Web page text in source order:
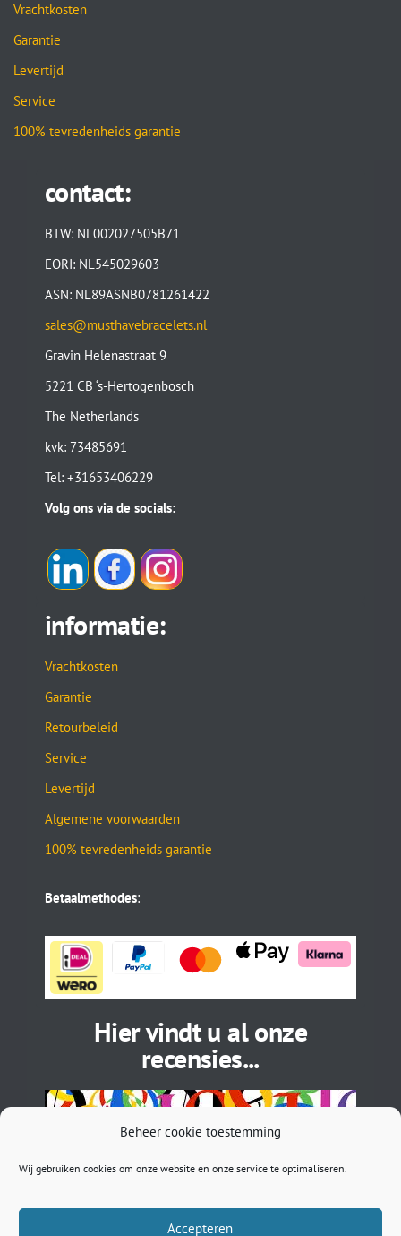
Beheer cookie toestemming
Wij gebruiken cookies om onze website en onze service te optimaliseren.
Accepteren
Vrachtkosten
Garantie
Levertijd
Service
100% tevredenheids garantie
contact:
BTW: NL002027505B71
EORI: NL545029603
ASN: NL89ASNB0781261422
sales@musthavebracelets.nl
Gravin Helenastraat 9
5221 CB ‘s-Hertogenbosch
The Netherlands
kvk: 73485691
Tel: +31653406229
Volg ons via de socials:
informatie:
Vrachtkosten
Garantie
Retourbeleid
Service
Levertijd
Algemene voorwaarden
100% tevredenheids garantie
Betaalmethodes:
Hier vindt u al onze
recensies...